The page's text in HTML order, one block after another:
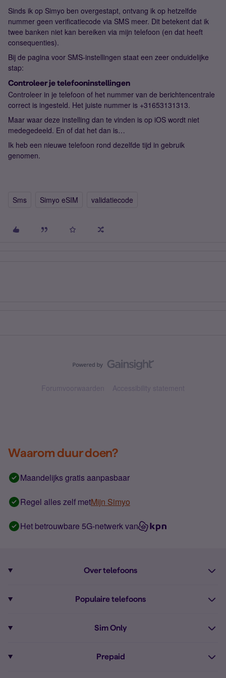
Sinds ik op Simyo ben overgestapt, ontvang ik op hetzelfde
nummer geen verificatiecode via SMS meer. Dit betekent dat ik
twee banken niet kan bereiken via mijn telefoon (en dat heeft
consequenties).
Bij de pagina voor SMS-instellingen staat een zeer onduidelijke
stap:
Controleer je telefooninstellingen
Controleer in je telefoon of het nummer van de berichtencentrale
correct is ingesteld. Het juiste nummer is +31653131313.
Maar waar deze instelling dan te vinden is op iOS wordt niet
medegedeeld. En of dat het dan is…
Ik heb een nieuwe telefoon rond dezelfde tijd in gebruik
genomen.
Sms Simyo eSIM validatiecode
Forumvoorwaarden Accessibility statement
Waarom duur doen?
Maandelijks gratis aanpasbaar
Regel alles zelf metMijn Simyo
Het betrouwbare 5G-netwerk van
Over telefoons
Alle telefoons
Populaire telefoons
iPhone 16
Sim Only
Prepaid